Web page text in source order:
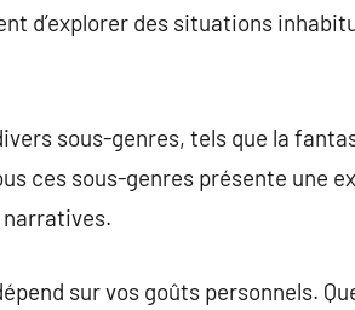
d’explorer des situations
sous-genres, tels que la
ces sous-genres présente une
sur vos goûts personnels.